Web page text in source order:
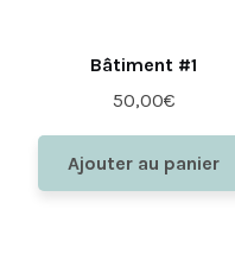
Bâtiment #1
50,00€
Ajouter au panier